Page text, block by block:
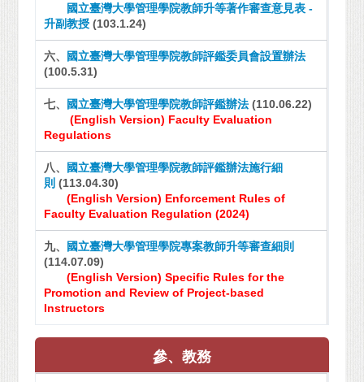
國立臺灣大學管理學院教師升等著作審查意見表 -
升副教授 (103.1.24)
六、 國立臺灣大學管理學院教師評鑑委員會設置辦法
(100.5.31)
七、 國立臺灣大學管理學院教師評鑑辦法 (110.06.22)
(English Version) Faculty Evaluation
Regulations
八、 國立臺灣大學管理學院教師評鑑辦法施行細
則 (113.04.30)
(English Version) Enforcement Rules of
Faculty Evaluation Regulation (2024)
九、 國立臺灣大學管理學院專案教師升等審查細則
(114.07.09)
(English Version)Specific Rules for the
Promotion and Review of Project-based
Instructors
參、教務